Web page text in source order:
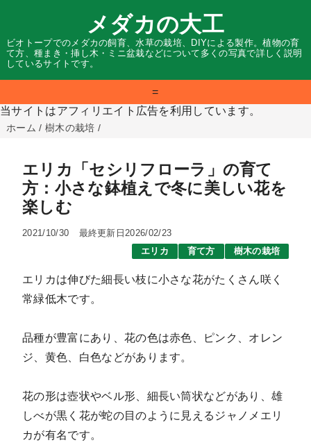
メダカの大工
ビオトープでのメダカの飼育、水草の栽培、DIYによる製作。植物の育
て方、種まき・挿し木・ミニ盆栽などについて多くの写真で詳しく説明
しているサイトです。
=
当サイトはアフィリエイト広告を利用しています。
ホーム / 樹木の栽培 /
エリカ「セシリフローラ」の育て
方：小さな鉢植えで冬に美しい花を
楽しむ
2021/10/30
最終更新日2026/02/23
エリカ
育て方 樹木の栽培
エリカは伸びた細長い枝に小さな花がたくさん咲く
常緑低木です。
品種が豊富にあり、花の色は赤色、ピンク、オレン
ジ、黄色、白色などがあります。
花の形は壺状やベル形、細長い筒状などがあり、雄
しべが黒く花が蛇の目のように見えるジャノメエリ
カが有名です。